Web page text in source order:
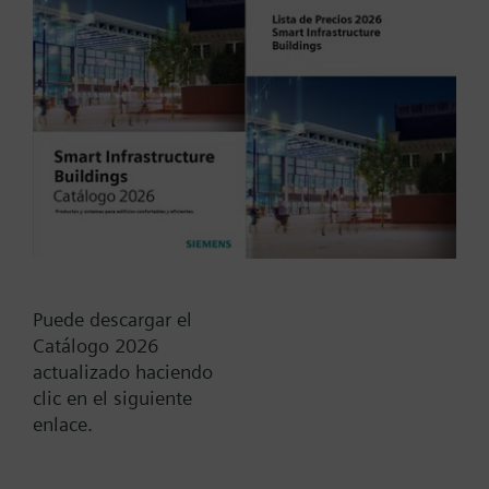
Tipo / Código:
P3V20G40
Código:
BPZ:P3V20G40
Documentos
Puede descargar el
Catálogo 2026
actualizado haciendo
clic en el siguiente
enlace.